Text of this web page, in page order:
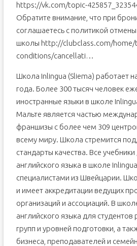
https://vk.com/topic-
Обратите внимание, что при
соглашаетесь с политикой
школы http://clubclass.com/home/
conditions/cancellati…
Школа Inlingua (Sliema) работает
года. Более 300 тысяч человек
иностранные языки в школе
Мальте является частью
франшизы с более чем 309
всему миру. Школа стремится
стандарты качества. Все учебники
английского языка в школе
специалистами из Швейцарии.
и имеет аккредитации ведущих
организаций и ассоциаций. В
английского языка для студентов
групп и уровней подготовки, а
бизнеса, преподавателей и